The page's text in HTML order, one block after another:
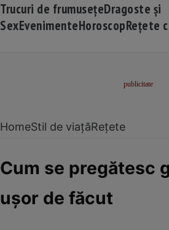
Trucuri de frumusețeDragoste și
SexEvenimenteHoroscopRețete
HomeStil de viațăRețete
Cum se pregătesc
ușor de făcut